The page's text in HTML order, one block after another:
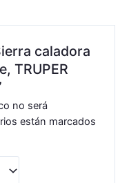
caladora
TRUPER
no será
están marcados